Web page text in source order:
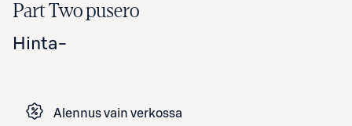
Part Two pusero
Hinta-
Alennus vain verkossa